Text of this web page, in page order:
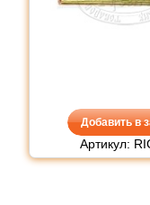
Добавить в
Артикул: